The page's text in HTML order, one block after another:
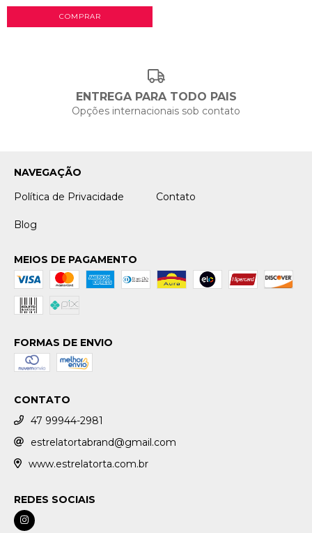
ENTREGA PARA TODO PAIS
Opções internacionais sob contato
NAVEGAÇÃO
Política de Privacidade
Contato
Blog
MEIOS DE PAGAMENTO
FORMAS DE ENVIO
CONTATO
47 99944-2981
estrelatortabrand@gmail.com
www.estrelatorta.com.br
REDES SOCIAIS